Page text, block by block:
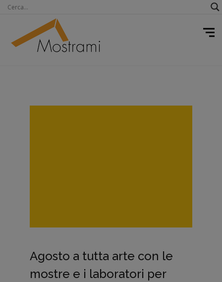
Agosto a tutta arte con le
mostre e i laboratori per